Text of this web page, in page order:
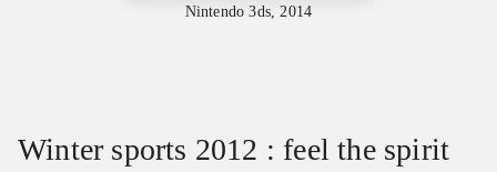
Nintendo 3ds, 2014
Winter sports 2012 : feel the spirit